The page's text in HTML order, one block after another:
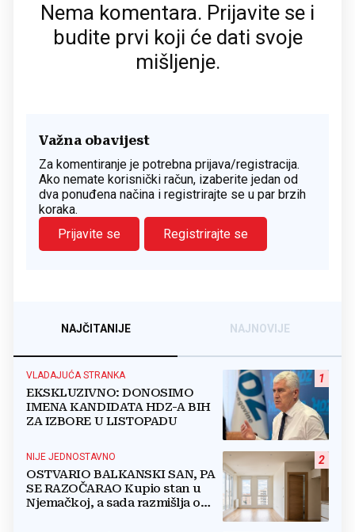
Nema komentara. Prijavite se i
budite prvi koji će dati svoje
mišljenje.
Važna obavijest
Za komentiranje je potrebna prijava/registracija.
Ako nemate korisnički račun, izaberite jedan od
dva ponuđena načina i registrirajte se u par brzih
koraka.
Prijavite se
Registrirajte se
NAJČITANIJE NAJNOVIJE
1
VLADAJUĆA STRANKA
EKSKLUZIVNO: DONOSIMO
IMENA KANDIDATA HDZ-A BIH
ZA IZBORE U LISTOPADU
2
NIJE JEDNOSTAVNO
OSTVARIO BALKANSKI SAN, PA
SE RAZOČARAO Kupio stan u
Njemačkoj, a sada razmišlja o